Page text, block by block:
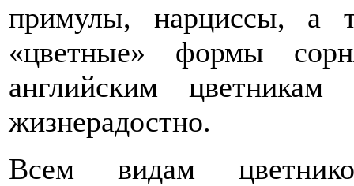
примулы, нарциссы, а
«цветные» формы
английским
жизнерадостно.
Всем видам